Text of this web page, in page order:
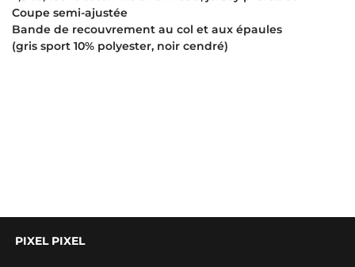
Coupe semi-ajustée
Bande de recouvrement au col et aux épaules
(gris sport 10% polyester, noir cendré)
PIXEL PIXEL